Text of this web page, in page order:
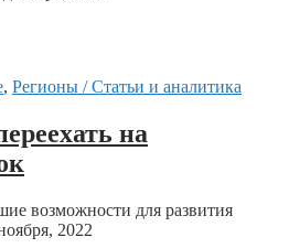
, Регионы / Статьи и аналитика
на
возможности для развития
2022